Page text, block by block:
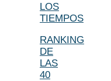
LOS
TIEMPOS
RANKING
DE
LAS
40